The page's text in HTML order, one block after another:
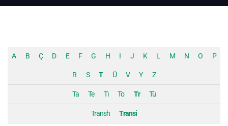
A B Ç D E F G H I J K L M N O P
R S T Ü V Y Z
Ta Te Tı To Tr Tü
Transh Transi